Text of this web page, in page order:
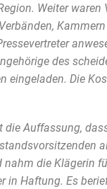
Weiter waren
des
eingeladen. Die
die Auffassung,
nahm die Klägerin
in Haftung. Es